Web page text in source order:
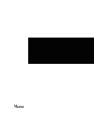
Menu